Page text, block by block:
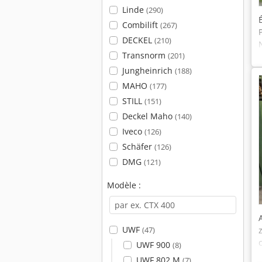
Linde (290)
Combilift (267)
DECKEL (210)
Transnorm (201)
Jungheinrich (188)
MAHO (177)
STILL (151)
Deckel Maho (140)
Iveco (126)
Schäfer (126)
DMG (121)
Modèle :
UWF (47)
UWF 900 (8)